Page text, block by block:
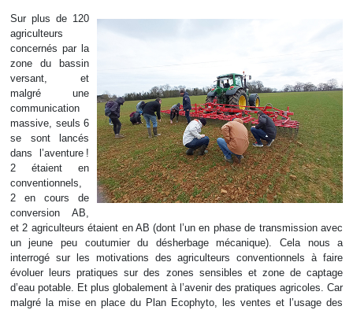
Sur plus de 120
agriculteurs
concernés par la
zone du bassin
versant, et
malgré une
communication
massive, seuls 6
se sont lancés
dans l’aventure !
2 étaient en
conventionnels,
2 en cours de
conversion AB,
et 2 agriculteurs étaient en AB (dont l’un en phase de transmission avec
un jeune peu coutumier du désherbage mécanique). Cela nous a
interrogé sur les motivations des agriculteurs conventionnels à faire
évoluer leurs pratiques sur des zones sensibles et zone de captage
d’eau potable. Et plus globalement à l’avenir des pratiques agricoles. Car
malgré la mise en place du Plan Ecophyto, les ventes et l’usage des